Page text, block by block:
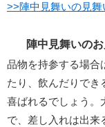
>>陣中見舞いの見
陣中見舞いの
品物を持参する場合
たり、飲んだりでき
喜ばれるでしょう。
で、差し入れは出来